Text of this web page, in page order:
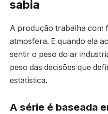
sabia
A produção trabalha com
atmosfera. E quando ela
sentir o peso do ar
peso das decisões que
estatística.
A série é baseada